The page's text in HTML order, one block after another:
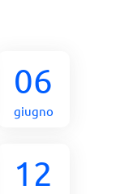
06
giugno
12